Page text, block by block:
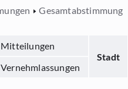
Gesamtabstimmung
Mitteilungen
Stadt
Vernehmlassungen